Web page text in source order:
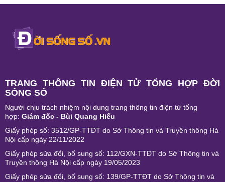
TRANG THÔNG TIN ĐIỆN TỬ TỔNG HỢP ĐỜI
SỐNG SỐ
Người chịu trách nhiệm nội dung trang thông tin điện tử tổng
hợp: Giám đốc - Bùi Quang Hiếu
Giấy phép số: 3512/GP-TTĐT do Sở Thông tin và Truyền thông Hà
Nội cấp ngày 22/11/2022
Giấy phép sửa đổi, bổ sung số: 112/GXN-TTĐT do Sở Thông tin và
Truyền thông Hà Nội cấp ngày 19/05/2023
Giấy phép sửa đổi, bổ sung số: 139/GP-TTĐT do Sở Thông tin và